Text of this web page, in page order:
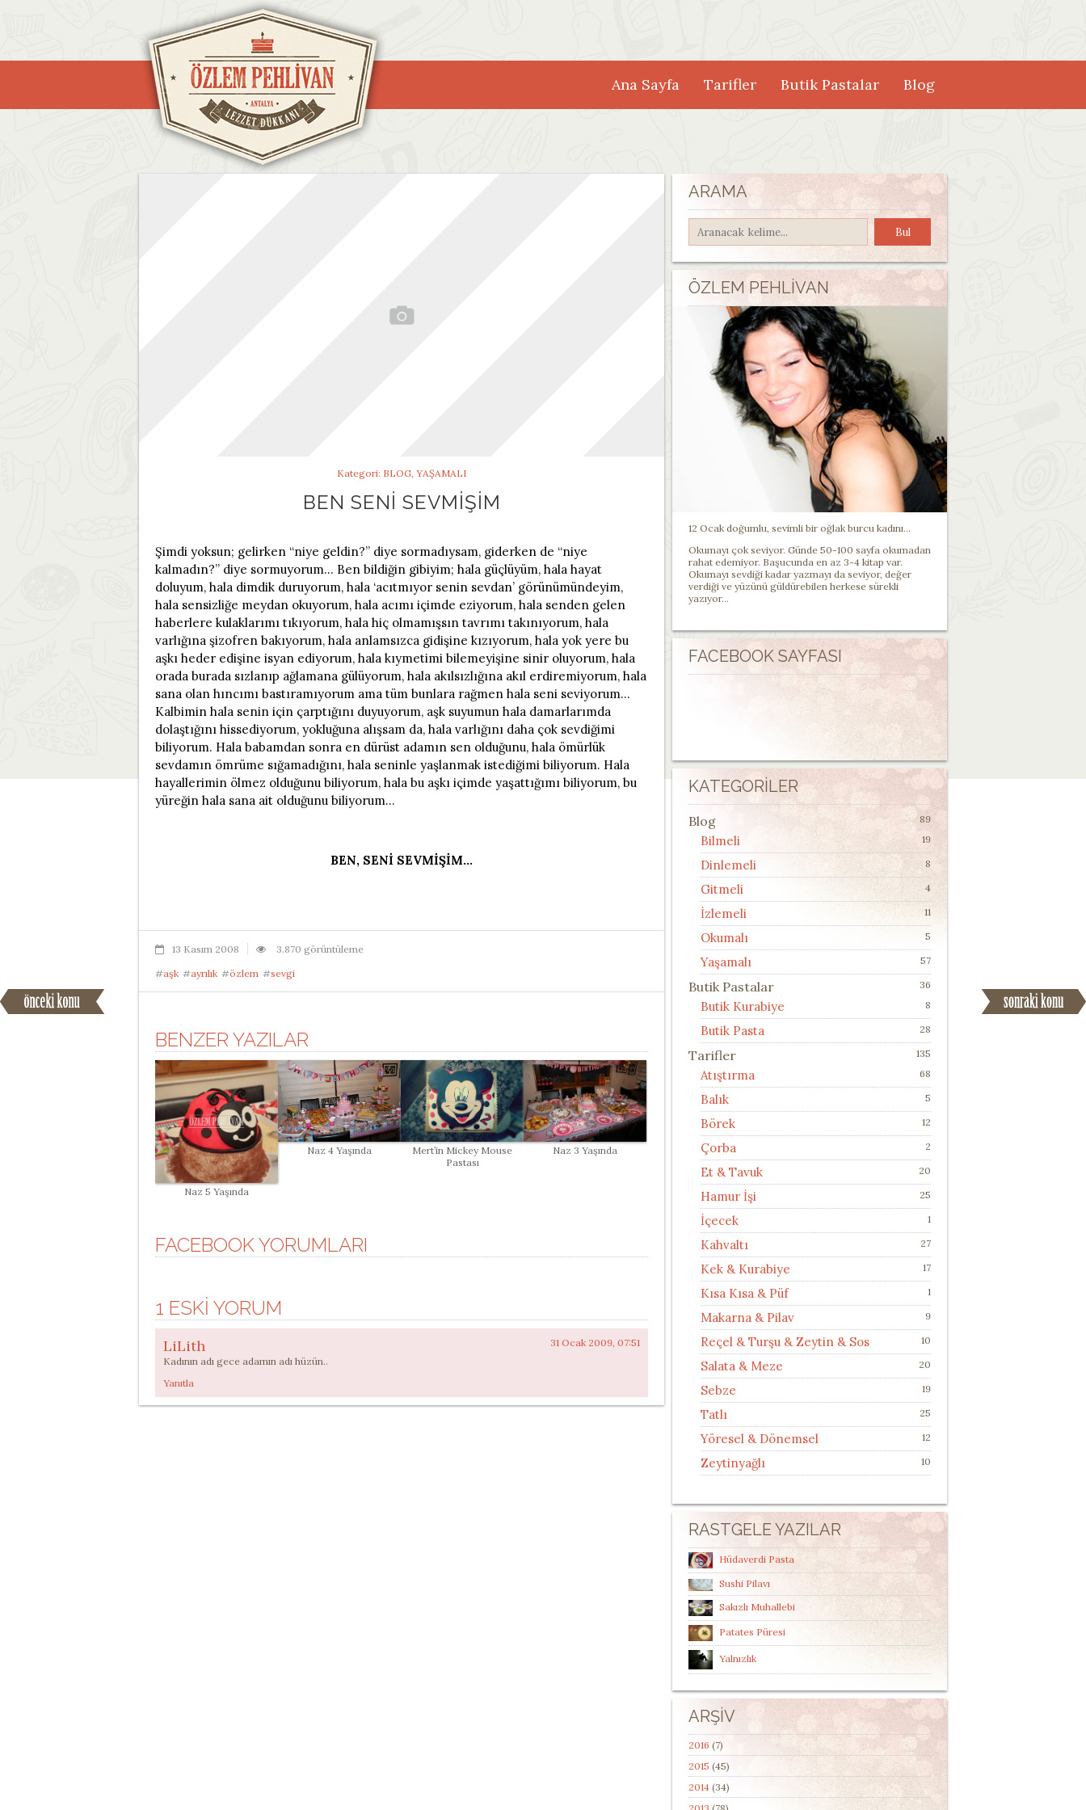
Blog
Butik Pastalar
Tarifler
Ana Sayfa
Kategori: BLOG, YAŞAMALI
BEN SENI SEVMIŞIM
Şimdi yoksun; gelirken “niye geldin?” diye sormadıysam, giderken de “niye
kalmadın?” diye sormuyorum… Ben bildiğin gibiyim; hala güçlüyüm, hala hayat
doluyum, hala dimdik duruyorum, hala ‘acıtmıyor senin sevdan’ görünümündeyim,
hala sensizliğe meydan okuyorum, hala acımı içimde eziyorum, hala senden gelen
haberlere kulaklarımı tıkıyorum, hala hiç olmamışsın tavrımı takınıyorum, hala
varlığına şizofren bakıyorum, hala anlamsızca gidişine kızıyorum, hala yok yere bu
aşkı heder edişine isyan ediyorum, hala kıymetimi bilemeyişine sinir oluyorum, hala
orada burada sızlanıp ağlamana gülüyorum, hala akılsızlığına akıl erdiremiyorum, hala
sana olan hıncımı bastıramıyorum ama tüm bunlara rağmen hala seni seviyorum…
Kalbimin hala senin için çarptığını duyuyorum, aşk suyumun hala damarlarımda
dolaştığını hissediyorum, yokluğuna alışsam da, hala varlığını daha çok sevdiğimi
biliyorum. Hala babamdan sonra en dürüst adamın sen olduğunu, hala ömürlük
sevdamın ömrüme sığamadığını, hala seninle yaşlanmak istediğimi biliyorum. Hala
hayallerimin ölmez olduğunu biliyorum, hala bu aşkı içimde yaşattığımı biliyorum, bu
yüreğin hala sana ait olduğunu biliyorum…
BEN, SENİ SEVMİŞİM…
13 Kasım 2008
3.870 görüntüleme
#aşk #ayrılık #özlem #sevgi
BENZER YAZILAR
Naz 5 Yaşında
Naz 4 Yaşında
Mert’in Mickey Mouse
Pastası
Naz 3 Yaşında
FACEBOOK YORUMLARI
1 ESKI YORUM
LiLith
31 Ocak 2009, 07:51
Kadının adı gece adamın adı hüzün..
Yanıtla
ARAMA
ÖZLEM PEHLIVAN
12 Ocak doğumlu, sevimli bir oğlak burcu kadını...
Okumayı çok seviyor. Günde 50-100 sayfa okumadan
rahat edemiyor. Başucunda en az 3-4 kitap var.
Okumayı sevdiği kadar yazmayı da seviyor, değer
verdiği ve yüzünü güldürebilen herkese sürekli
yazıyor...
FACEBOOK SAYFASI
KATEGORILER
Blog 89
Bilmeli 19
Dinlemeli 8
Gitmeli 4
İzlemeli 11
Okumalı 5
Yaşamalı 57
Butik Pastalar 36
Butik Kurabiye 8
Butik Pasta 28
Tarifler 135
Atıştırma 68
Balık 5
Börek 12
Çorba 2
Et & Tavuk 20
Hamur İşi 25
İçecek 1
Kahvaltı 27
Kek & Kurabiye 17
Kısa Kısa & Püf 1
Makarna & Pilav 9
Reçel & Turşu & Zeytin & Sos 10
Salata & Meze 20
Sebze 19
Tatlı 25
Yöresel & Dönemsel 12
Zeytinyağlı 10
RASTGELE YAZILAR
Hüdaverdi Pasta
Sushi Pilavı
Sakızlı Muhallebi
Patates Püresi
Yalnızlık
ARŞIV
2016 (7)
2015 (45)
2014 (34)